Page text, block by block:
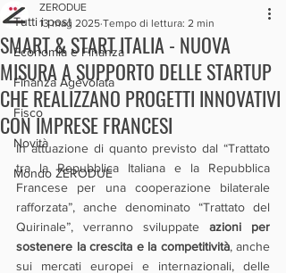
Tutti i post
Economia e Finanza
Finanza Agevolata
Fisco
Novità
Mondo ZERODUE
SMART & START ITALIA - NUOVA
MISURA A SUPPORTO DELLE STARTUP
CHE REALIZZANO PROGETTI INNOVATIVI
CON IMPRESE FRANCESI
ZERODUE
13 mag 2025 Tempo di lettura: 2 min
In attuazione di quanto previsto dal “Trattato
tra la Repubblica Italiana e la Repubblica
Francese per una cooperazione bilaterale
rafforzata”, anche denominato “Trattato del
Quirinale”, verranno sviluppate azioni per
sostenere la crescita e la competitività, anche
sui mercati europei e internazionali, delle